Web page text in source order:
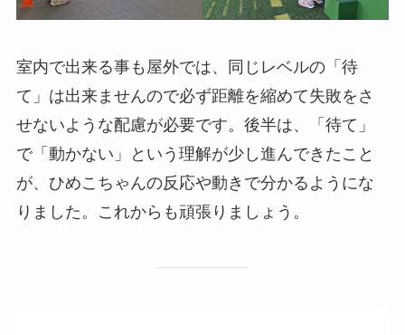
室内で出来る事も屋外では、同じレベルの「待
て」は出来ませんので必ず距離を縮めて失敗をさ
せないような配慮が必要です。後半は、「待て」
で「動かない」という理解が少し進んできたこと
が、ひめこちゃんの反応や動きで分かるようにな
りました。これからも頑張りましょう。